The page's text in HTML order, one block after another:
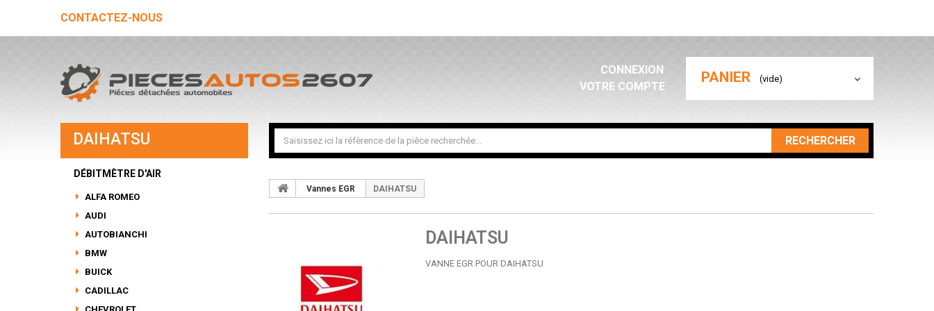
CONTACTEZ-NOUS
PANIER (vide)
CONNEXION
VOTRE COMPTE
RECHERCHER
DAIHATSU
DÉBITMÈTRE D'AIR
ALFA ROMEO
AUDI
AUTOBIANCHI
BMW
BUICK
CADILLAC
Vannes EGR DAIHATSU
DAIHATSU
VANNE EGR POUR DAIHATSU